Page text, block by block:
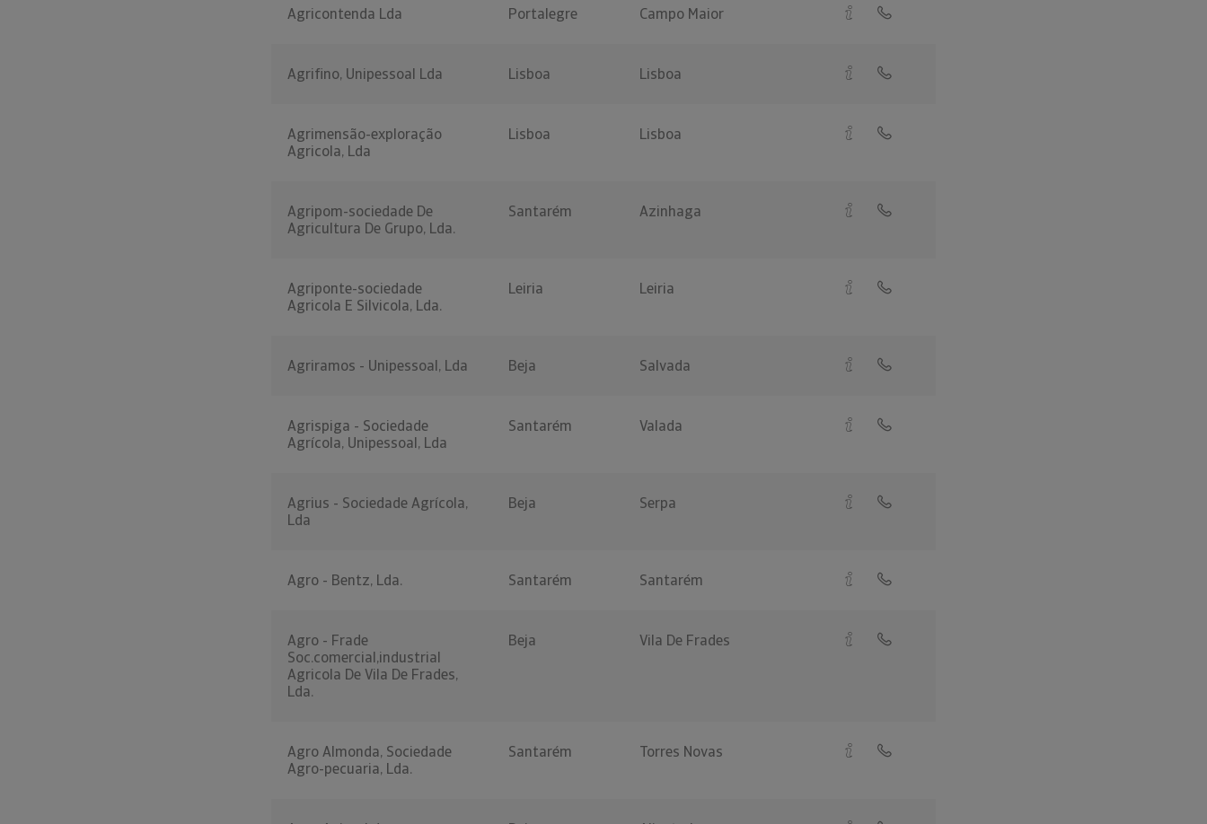
Agricontenda Lda Portalegre Campo Maior
Agrifino, Unipessoal Lda Lisboa Lisboa
Agrimensão-exploração
Agricola, Lda
Lisboa Lisboa
Agripom-sociedade De
Agricultura De Grupo, Lda.
Santarém Azinhaga
Agriponte-sociedade
Agricola E Silvicola, Lda.
Leiria Leiria
Agriramos - Unipessoal, Lda Beja Salvada
Agrispiga - Sociedade
Agrícola, Unipessoal, Lda
Santarém Valada
Agrius - Sociedade Agrícola,
Lda
Beja Serpa
Agro - Bentz, Lda. Santarém Santarém
Agro - Frade
Soc.comercial,industrial
Agricola De Vila De Frades,
Lda.
Beja Vila De Frades
Agro Almonda, Sociedade
Agro-pecuaria, Lda.
Santarém Torres Novas